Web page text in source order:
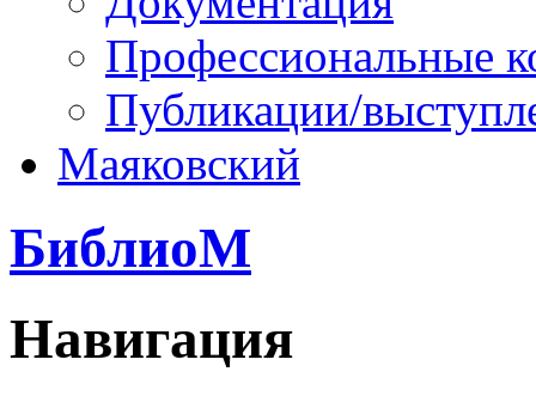
Профессиональные
Публикации/
Маяковский
БиблиоМ
Навигация